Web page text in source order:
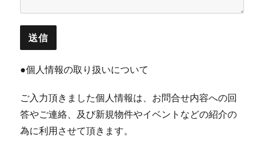
●個人情報の取り扱いについて
ご入力頂きました個人情報は、お問合せ内容への回
答やご連絡、及び新規物件やイベントなどの紹介の
為に利用させて頂きます。